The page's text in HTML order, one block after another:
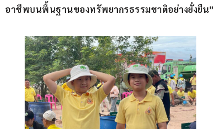
อาชีพบนพื้นฐานของทรัพยากรธรรมชาติอย่างยั่งยืน”